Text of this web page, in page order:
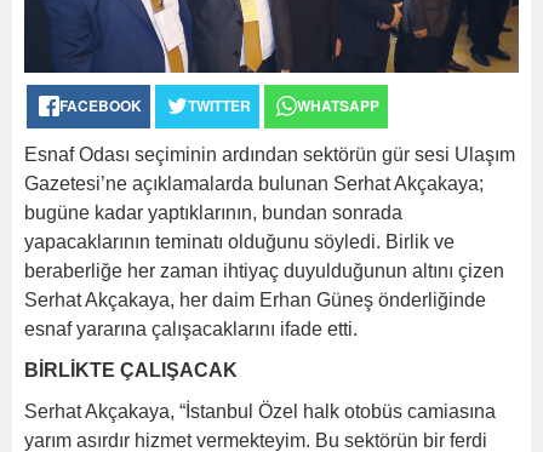
FACEBOOK TWITTER WHATSAPP
Esnaf Odası seçiminin ardından sektörün gür sesi Ulaşım
Gazetesi’ne açıklamalarda bulunan Serhat Akçakaya;
bugüne kadar yaptıklarının, bundan sonrada
yapacaklarının teminatı olduğunu söyledi. Birlik ve
beraberliğe her zaman ihtiyaç duyulduğunun altını çizen
Serhat Akçakaya, her daim Erhan Güneş önderliğinde
esnaf yararına çalışacaklarını ifade etti.
BİRLİKTE ÇALIŞACAK
Serhat Akçakaya, “İstanbul Özel halk otobüs camiasına
yarım asırdır hizmet vermekteyim. Bu sektörün bir ferdi